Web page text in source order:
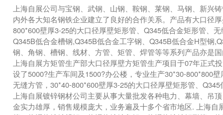
上海自展公司与宝钢、武钢、山钢、鞍钢、莱钢、马钢、新兴
内外各大知名钢铁企业建立了良好的合作关系。产品有大口径
800*600壁厚3-25的大口径厚壁矩形管、Q345低合金矩形管、
Q345B低合金槽钢,Q345B低合金工字钢、Q345B低合金H型钢
钢、角钢、槽钢、线材、方管、矩管、焊管等等系列产品亦是
上海自展方矩管生产部大口径厚壁方矩管生产项目于07年正式
设了5000?生产车间及1500?办公楼，专业生产30*30-800*800
无缝方管，30*40-800*600壁厚3-25的大口径厚壁矩形管、
上海自展镀锌钢材公司主要从事大量批发各种电力、幕墙、吊
金实力雄厚，销售规模庞大，业务遍及十多个省市地区. 上海